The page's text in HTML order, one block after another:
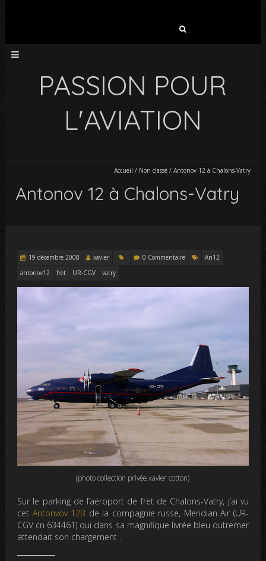
PASSION POUR
L'AVIATION
Accueil / Non classé/ Antonov 12 à Chalons-Vatry
Antonov 12 à Chalons-Vatry
19 décembre 2008 xavier 0 Commentaire
An12
antonov12
fret UR-CGV vatry
(photo collection privée xavier cotton)
Sur le parking de l’aéroport de fret de Chalons-Vatry, j’ai vu
cet Antonvov 12B de la compagnie russe, Meridian Air (UR-
CGV cn 634461) qui dans sa magnifique livrée bleu outremer
attendait son chargement .